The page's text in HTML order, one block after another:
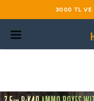
3000 TL VE